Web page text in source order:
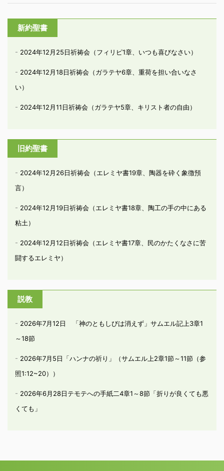
新約聖書
2024年12月25日祈祷会（フィリピ1章、いつも喜びなさい）
2024年12月18日祈祷会（ガラテヤ6章、重荷を担い合いなさ
い）
2024年12月11日祈祷会（ガラテヤ5章、キリスト者の自由）
旧約聖書
2024年12月26日祈祷会（エレミヤ書19章、陶器を砕く象徴預
言）
2024年12月19日祈祷会（エレミヤ書18章、陶工の手の中にある
粘土）
2024年12月12日祈祷会（エレミヤ書17章、民のかたくなさに苦
闘するエレミヤ）
説教
2026年7月12日 「神のともしびは消えず」サムエル記上3章1
～18節
2026年7月5日「ハンナの祈り」（サムエル上2章1節～11節（参
照1:12~20））
2026年6月28日テモテへの手紙二4章1～8節「折りが良くても悪
くても」